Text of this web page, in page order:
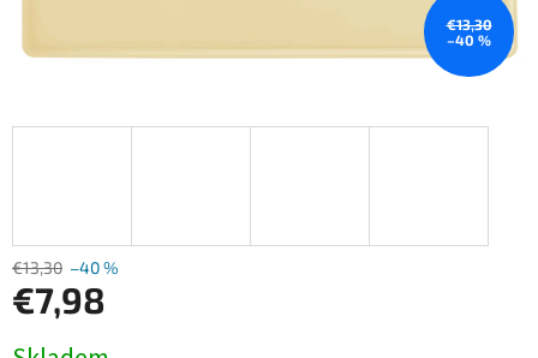
€13,30
–40 %
€13,30 –40 %
€7,98